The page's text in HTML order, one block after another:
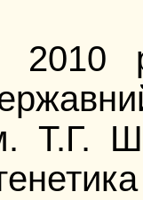
2010
Т.Г.